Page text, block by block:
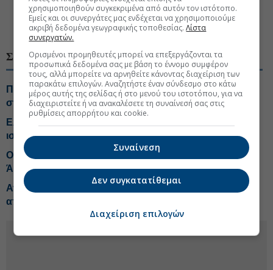
#Μέση Ανατολή #Ισραήλ οικονομία
ΣΧΕΤΙΚΑ ΘΕΜΑΤΑ
Ποιο είναι το σχέδιο Τραμπ για τη νέα διακυβέρνηση
στη Γάζα
Ελλάδα και Κύπρος γίνονται η ευρωπαϊκή πύλη του
ισραηλινού tech
Ο Φιντάν παρομοιάζει την αμυντική συμφωνία με το
Άρθρο 5 του ΝΑΤΟ
Ανατροπή στο Ισραήλ: Ο Αϊζενκότ περνά μπροστά
από τον Νετανιάχου
χρησιμοποιηθούν συγκεκριμένα από αυτόν τον ιστότοπο.
Εμείς και οι συνεργάτες μας ενδέχεται να χρησιμοποιούμε
ακριβή δεδομένα γεωγραφικής τοποθεσίας.Λίστα
συνεργατών.
Ορισμένοι προμηθευτές μπορεί να επεξεργάζονται τα
προσωπικά δεδομένα σας με βάση το έννομο συμφέρον
τους, αλλά μπορείτε να αρνηθείτε κάνοντας διαχείριση των
παρακάτω επιλογών. Αναζητήστε έναν σύνδεσμο στο κάτω
μέρος αυτής της σελίδας ή στο μενού του ιστοτόπου, για να
διαχειριστείτε ή να ανακαλέσετε τη συναίνεσή σας στις
ρυθμίσεις απορρήτου και cookie.
Συναίνεση
Δεν συγκατατίθεμαι
Διαχείριση επιλογών